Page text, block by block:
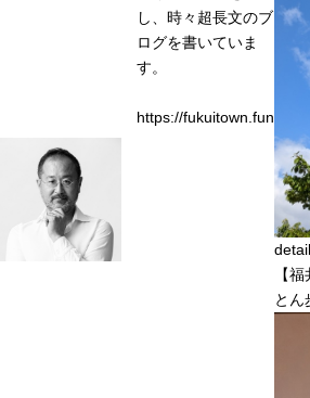
し、時々超長文のブ
ログを書いていま
す。
https://fukuitown.fun
【
とん